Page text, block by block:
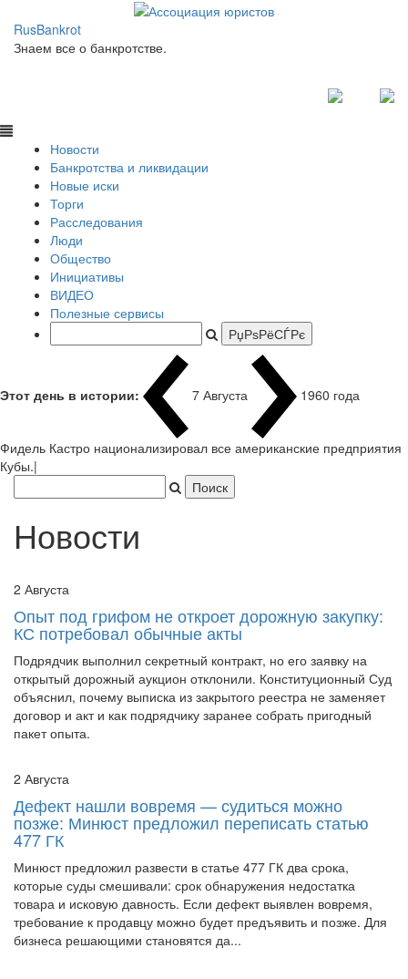
RusBankrot
Знаем все о банкротстве.
Новости
Банкротства и ликвидации
Новые иски
Торги
Расследования
Люди
Общество
Инициативы
ВИДЕО
Полезные сервисы
Этот день в истории: 7 Августа 196|
Новости
2 Августа
КС потребовал обычные акты
Подрядчик выполнил секретный контракт, но его заявку на
открытый дорожный аукцион отклонили. Конституционный Суд
объяснил, почему выписка из закрытого реестра не заменяет
договор и акт и как подрядчику заранее собрать пригодный
пакет опыта.
2 Августа
позже: Минюст предложил переписать статью
477 ГК
Минюст предложил развести в статье 477 ГК два срока,
которые суды смешивали: срок обнаружения недостатка
товара и исковую давность. Если дефект выявлен вовремя,
требование к продавцу можно будет предъявить и позже. Для
бизнеса решающими становятся да...
1 Августа